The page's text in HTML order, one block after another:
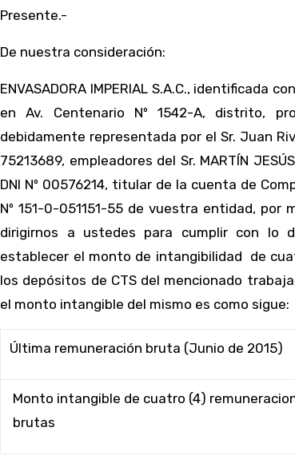
Presente.-
De nuestra consideración:
ENVASADORA IMPERIAL S.A.C., identificada
en Av. Centenario Nº 1542-A, distrito,
debidamente representada por el Sr. Juan
75213689, empleadores del Sr. MARTÍN
DNI Nº 00576214, titular de la cuenta de
Nº 151-0-051151-55 de vuestra entidad,
dirigirnos a ustedes para cumplir con lo
establecer el monto de intangibilidad de
los depósitos de CTS del mencionado
el monto intangible del mismo es como sigue:
Última remuneración bruta (Junio de 2015)
Monto intangible de cuatro (4) remuneraciones
brutas